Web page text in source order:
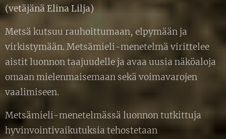
(vetäjänä Elina Lilja)
Metsä kutsuu rauhoittumaan, elpymään ja
virkistymään. Metsämieli-menetelmä virittelee
aistit luonnon taajuudelle ja avaa uusia näköaloja
omaan mielenmaisemaan sekä voimavarojen
vaalimiseen.
Metsämieli-menetelmässä luonnon tutkittuja
hyvinvointivaikutuksia tehostetaan